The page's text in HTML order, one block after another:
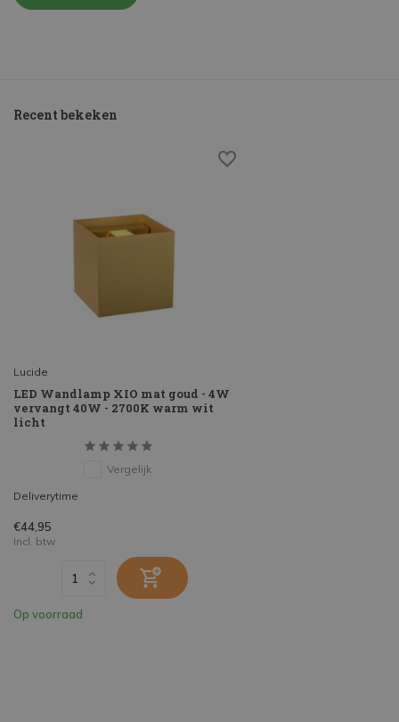
Recent bekeken
Lucide
LED Wandlamp XIO mat goud - 4W
vervangt 40W - 2700K warm wit
licht
Vergelijk
Deliverytime
€44,95
Incl. btw
Op voorraad